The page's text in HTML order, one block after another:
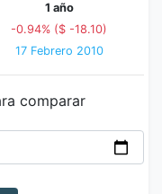
1 año
-0.94% ($ -18.10)
17 Febrero 2010
comparar